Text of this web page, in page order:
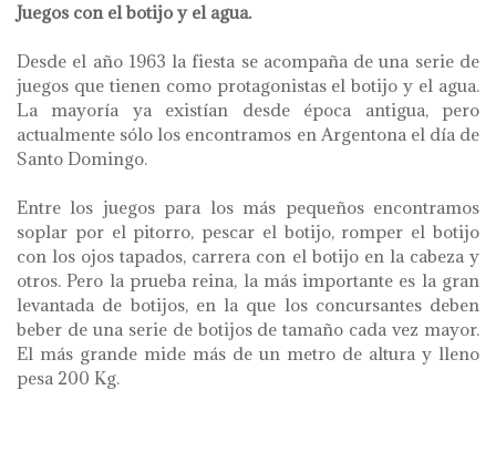
Juegos con el botijo ​​y el agua.
Desde el año 1963 la fiesta se acompaña de una serie de
juegos que tienen como protagonistas el botijo y el agua.
La mayoría ya existían desde época antigua, pero
actualmente sólo los encontramos en Argentona el día de
Santo Domingo.
Entre los juegos para los más pequeños encontramos
soplar por el pitorro, pescar el botijo, romper el botijo
con los ojos tapados, carrera con el botijo en la cabeza y
otros. Pero la prueba reina, la más importante es la gran
levantada de botijos, en la que los concursantes deben
beber de una serie de botijos de tamaño cada vez mayor.
El más grande mide más de un metro de altura y lleno
pesa 200 Kg.